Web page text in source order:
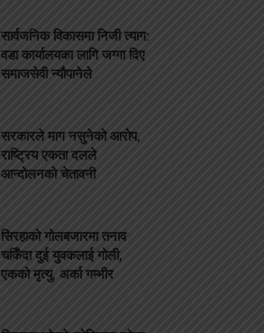
सार्वजनिक विकासमा निजी त्याग:
वडा कार्यालयका लागि जग्गा दिए
समाजसेवी न्यौपानेले
सरकारले माग नसुनेको आरोप,
राष्ट्रिय एकता दलले
आन्दोलनको चेतावनी
सिरहाको गोलबजारमा तनाव
चर्किँदा दुई युवकलाई गोली,
एकको मृत्यु, अर्का गम्भीर